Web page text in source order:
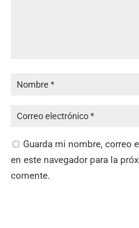
Guarda mi nombre, correo
en este navegador para la
comente.